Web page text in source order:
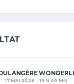
17 MAI 2026 - 19 H 00 MIN